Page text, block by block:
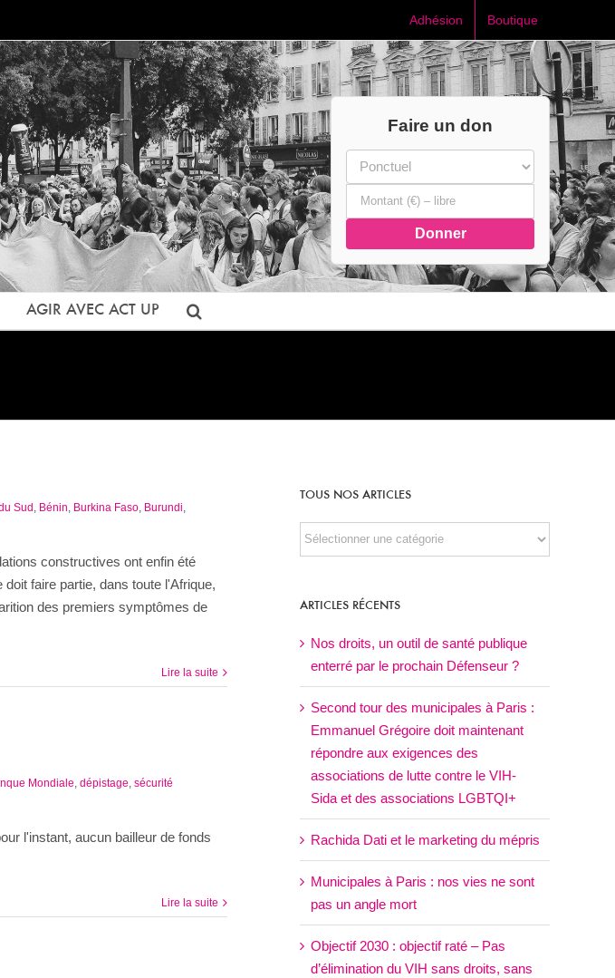
Adhésion Boutique
Faire un don
Donner
AGIR AVEC ACT UP
Sud Bénin Burkina Faso Burundi
constructives ont enfin été
faire partie, dans toute l'Afrique,
des premiers symptômes de
Lire la suite
Mondiale dépistage sécurité
l'instant, aucun bailleur de fonds
Lire la suite
TOUS NOS ARTICLES
TOUS
NOS
ARTICLES RÉCENTS
Nos droits, un outil de santé publique
enterré par le prochain Défenseur ?
Second tour des municipales à Paris :
Emmanuel Grégoire doit maintenant
répondre aux exigences des
associations de lutte contre le VIH-
Sida et des associations LGBTQI+
Rachida Dati et le marketing du mépris
Municipales à Paris : nos vies ne sont
pas un angle mort
Objectif 2030 : objectif raté – Pas
d’élimination du VIH sans droits, sans